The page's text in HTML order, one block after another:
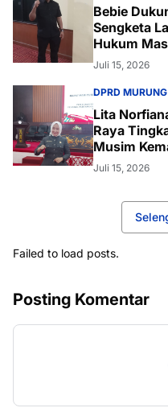
Bebie
Sengketa
Hukum
Juli 15, 2026
DPRD
Lita
Raya
Musim
Juli 15, 2026
Failed to load posts.
Posting Komentar